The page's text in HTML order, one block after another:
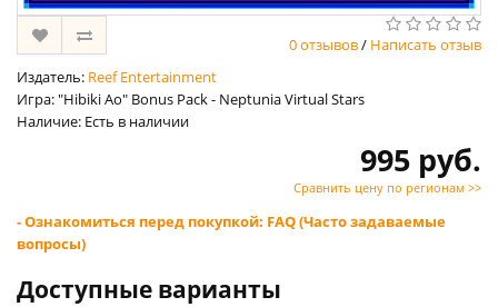
0 отзывов/ Написать отзыв
Издатель: Reef Entertainment
Игра: "Hibiki Ao" Bonus Pack - Neptunia Virtual Stars
Наличие: Есть в наличии
995 руб.
Сравнить цену по регионам >>
- Ознакомиться перед покупкой: FAQ (Часто задаваемые
вопросы)
Доступные варианты